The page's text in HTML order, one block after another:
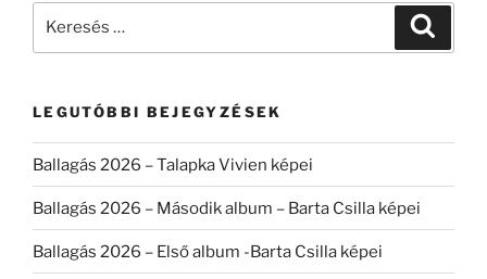
LEGUTÓBBI BEJEGYZÉSEK
Ballagás 2026 – Talapka Vivien képei
Ballagás 2026 – Második album – Barta Csilla képei
Ballagás 2026 – Első album -Barta Csilla képei